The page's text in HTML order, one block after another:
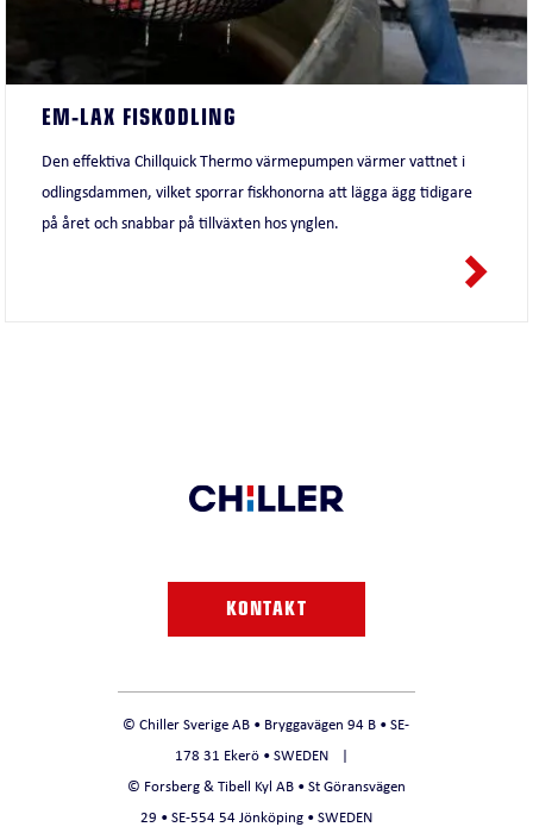
EM-LAX FISKODLING
Den effektiva Chillquick Thermo värmepumpen värmer vattnet i
odlingsdammen, vilket sporrar fiskhonorna att lägga ägg tidigare
på året och snabbar på tillväxten hos ynglen.
KONTAKT
© Chiller Sverige AB • Bryggavägen 94 B • SE-
178 31 Ekerö • SWEDEN
© Forsberg & Tibell Kyl AB • St Göransvägen
29 • SE-554 54 Jönköping • SWEDEN